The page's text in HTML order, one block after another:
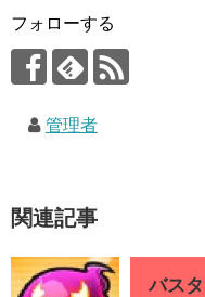
フォローする
管理者
関連記事
バス